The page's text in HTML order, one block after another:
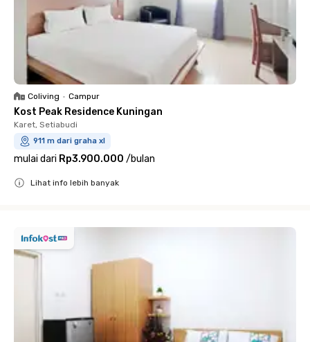
Coliving • Campur
Kost Peak Residence Kuningan
Karet, Setiabudi
911 m dari graha xl
mulai dari Rp3.900.000 /bulan
Lihat info lebih banyak